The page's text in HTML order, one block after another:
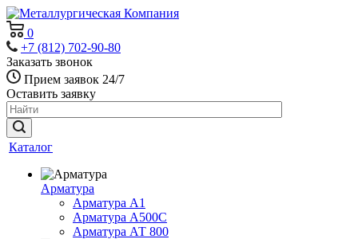
0
+7 (812) 702-90-80
Заказать звонок
Прием заявок 24/7
Оставить заявку
Каталог
Арматура
Арматура А1
Арматура А500С
Арматура АТ 800